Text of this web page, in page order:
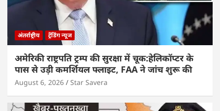
अंतर्राष्ट्रीय ट्रेंडिंग न्यूज
अमेरिकी राष्ट्रपति ट्रम्प की सुरक्षा में चूक:हेलिकॉप्टर के
पास से उड़ी कमर्शियल फ्लाइट, FAA ने जांच शुरू की
August 6, 2026 Star Savera